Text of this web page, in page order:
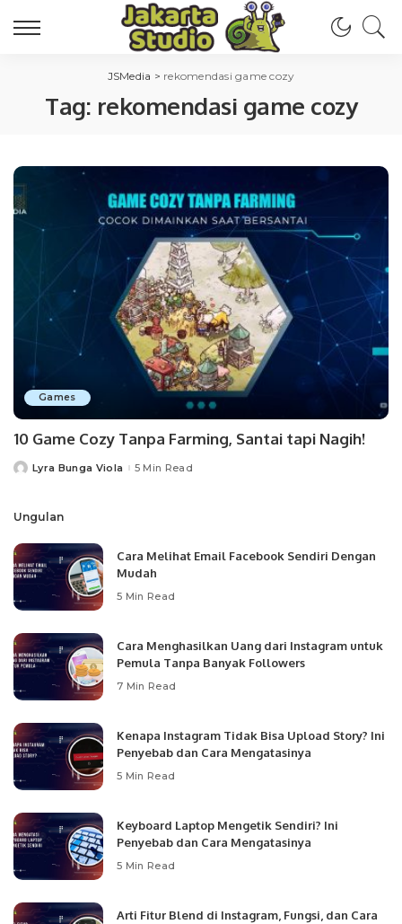
JSMedia > rekomendasi game cozy
Tag: rekomendasi game cozy
Games
10 Game Cozy Tanpa Farming, Santai tapi Nagih!
PostedLyra Bunga Viola 5 Min Read
Ungulan
Cara Melihat Email Facebook Sendiri Dengan
Mudah
5 Min Read
Cara Menghasilkan Uang dari Instagram untuk
Pemula Tanpa Banyak Followers
7 Min Read
Kenapa Instagram Tidak Bisa Upload Story? Ini
Penyebab dan Cara Mengatasinya
5 Min Read
Keyboard Laptop Mengetik Sendiri? Ini
Penyebab dan Cara Mengatasinya
5 Min Read
Arti Fitur Blend di Instagram, Fungsi, dan Cara